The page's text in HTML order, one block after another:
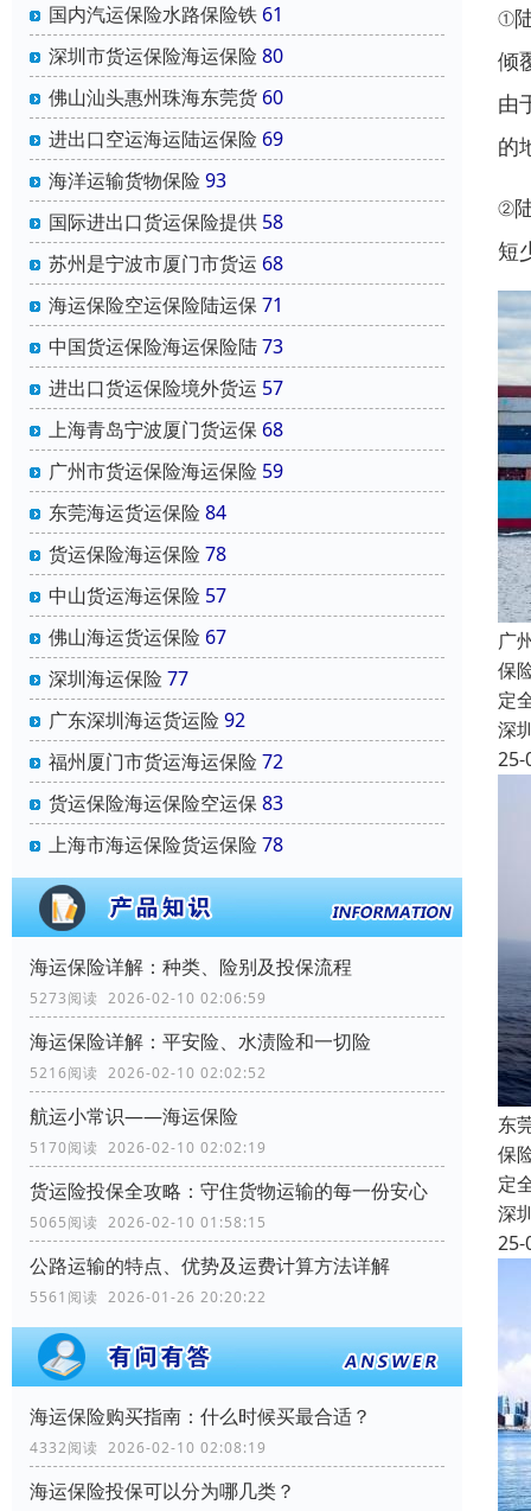
国内汽运保险水路保险铁 61
深圳市货运保险海运保险 80
佛山汕头惠州珠海东莞货 60
进出口空运海运陆运保险 69
海洋运输货物保险 93
国际进出口货运保险提供 58
苏州是宁波市厦门市货运 68
海运保险空运保险陆运保 71
中国货运保险海运保险陆73
进出口货运保险境外货运 57
上海青岛宁波厦门货运保 68
广州市货运保险海运保险 59
东莞海运货运保险 84
货运保险海运保险 78
中山货运海运保险 57
佛山海运货运保险 67
深圳海运保险 77
广东深圳海运货运险 92
福州厦门市货运海运保险 72
货运保险海运保险空运保 83
上海市海运保险货运保险 78
海运保险详解：种类、险别及投保流程
5273阅读 2026-02-10 02:06:59
海运保险详解：平安险、水渍险和一切险
5216阅读 2026-02-10 02:02:52
航运小常识——海运保险
5170阅读 2026-02-10 02:02:19
货运险投保全攻略：守住货物运输的每一份安心
5065阅读 2026-02-10 01:58:15
公路运输的特点、优势及运费计算方法详解
5561阅读 2026-01-26 20:20:22
海运保险购买指南：什么时候买最合适？
4332阅读 2026-02-10 02:08:19
海运保险投保可以分为哪几类？
①
倾
由
的
②
短
广
保
定
深
25-
东
保
定
深
25-